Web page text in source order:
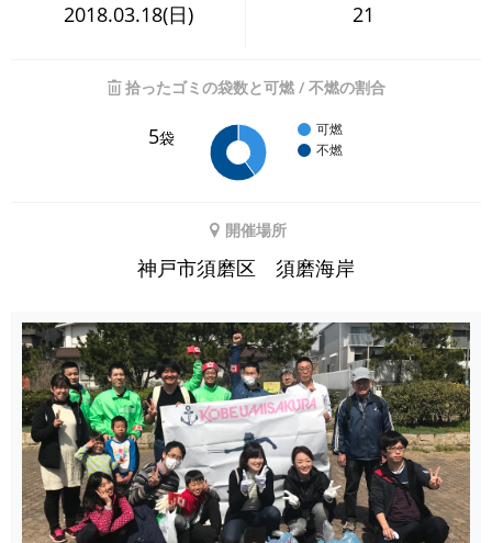
2018.03.18(日) 21
拾ったゴミの袋数と可燃 / 不燃の割合
5袋
可燃
不燃
開催場所
神戸市須磨区 須磨海岸